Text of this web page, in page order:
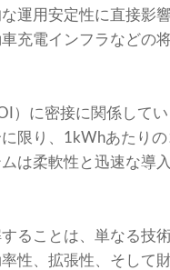
運用安定性に直接影
充電インフラなどの
に密接に関係してい
限り、1kWhあたり
は柔軟性と迅速な導
ることは、単なる技
性、拡張性、そして